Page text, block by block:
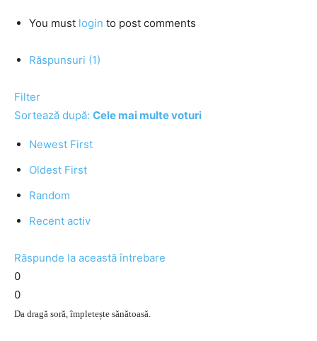
You must login to post comments
Răspunsuri (1)
Filter
Sortează după: Cele mai multe voturi
Newest First
Oldest First
Random
Recent activ
Răspunde la această întrebare
0
0
Da dragă soră, împletește sănătoasă.